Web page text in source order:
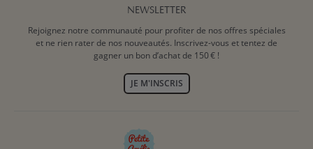
NEWSLETTER
Rejoignez notre communauté pour profiter de nos offres spéciales
et ne rien rater de nos nouveautés. Inscrivez-vous et tentez de
gagner un bon d’achat de 150 € !
JE M'INSCRIS